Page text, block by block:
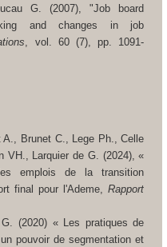
G. (2007), "Job board
and changes in job
, vol. 60 (7), pp. 1091-
Brunet C., Lege Ph., Celle
VH., Larquier de G. (2024), «
emplois de la transition
final pour l'Ademe,Rapport
(2020) « Les pratiques de
pouvoir de segmentation et